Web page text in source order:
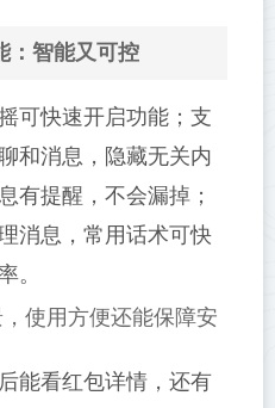
：智能又可控
可快速开启功能；支
和消息，隐藏无关内
有提醒，不会漏掉；
消息，常用话术可快
。
使用方便还能保障安
能看红包详情，还有